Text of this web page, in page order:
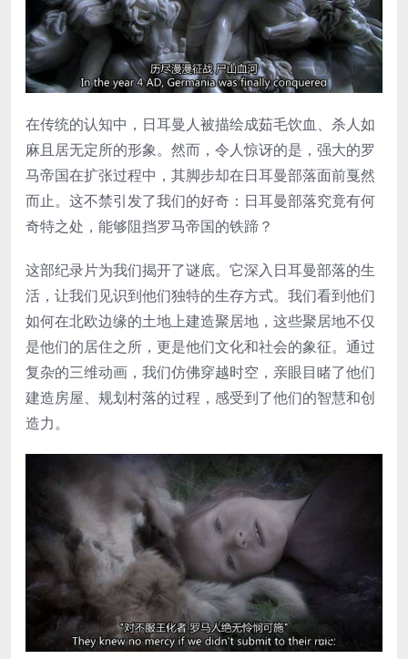
在传统的认知中，日耳曼人被描绘成茹毛饮血、杀人如
麻且居无定所的形象。然而，令人惊讶的是，强大的罗
马帝国在扩张过程中，其脚步却在日耳曼部落面前戛然
而止。这不禁引发了我们的好奇：日耳曼部落究竟有何
奇特之处，能够阻挡罗马帝国的铁蹄？
这部纪录片为我们揭开了谜底。它深入日耳曼部落的生
活，让我们见识到他们独特的生存方式。我们看到他们
如何在北欧边缘的土地上建造聚居地，这些聚居地不仅
是他们的居住之所，更是他们文化和社会的象征。通过
复杂的三维动画，我们仿佛穿越时空，亲眼目睹了他们
建造房屋、规划村落的过程，感受到了他们的智慧和创
造力。